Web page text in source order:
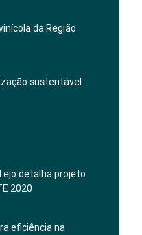
da Região
sustentável
detalha projeto
2020
eficiência na